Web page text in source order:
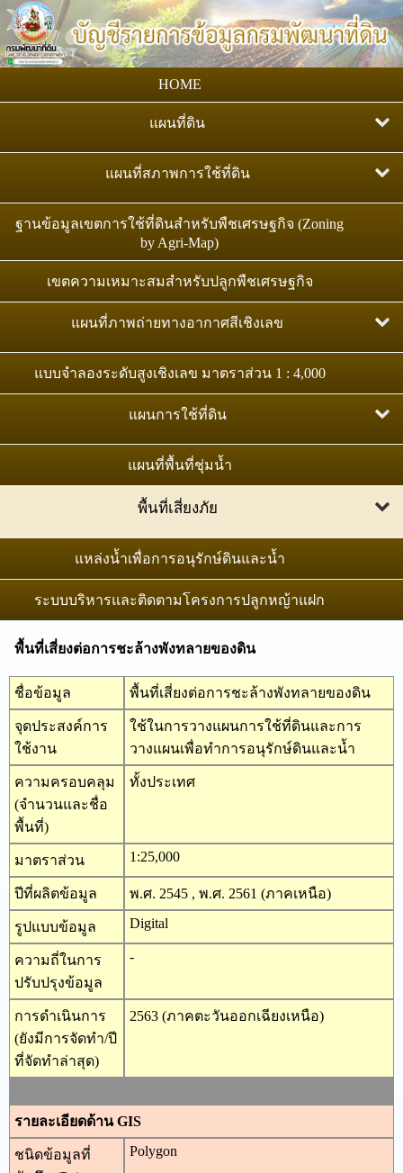
HOME
แผนที่ดิน
แผนที่กลุ่มชุดดิน มาตราส่วน 1:25,000
แผนที่ทรัพยากรดินของประเทศไทย : ระดับชุดดิน
มาตราส่วน 1:25,000
แผนที่ชุดดิน มาตราส่วน 1:100,000
แผนที่การแพร่กระจายของคราบเกลือภาคตะวันออกเฉียง
แผนที่สภาพการใช้ที่ดิน
แผนที่สภาพการใช้ที่ดิน มาตราส่วน 1:25,000
แผนที่สภาพการใช้ที่ดิน มาตราส่วน 1:50,000
ฐานข้อมูลเขตการใช้ที่ดินสำหรับพืชเศรษฐกิจ (Zoning
by Agri-Map)
เขตความเหมาะสมสำหรับปลูกพืชเศรษฐกิจ
แผนที่ภาพถ่ายทางอากาศสีเชิงเลข
ภาพถ่ายออร์โธสีเชิงเลข มาตราส่วน 1:4,000
ภาพถ่ายออร์โธสีเชิงเลข มาตราส่วน 1:25,000
แผนที่เส้นชั้นความสูงเชิงเลข มาตราส่วน 1:4,000
ภาพถ่ายทางอากาศสีเชิงเลข มาตราส่วน 1:25,000
แผนที่จำแนกประเภทที่ดิน
แนวเขตป่าไม้ถาวร
การสำรวจจัดทำสำมะโนที่ดิน
แนวเขตป่าไม้ชุุมชนตามมติคณะรัฐมนตรี
แบบจำลองระดับสูงเชิงเลข มาตราส่วน 1 : 4,000
แผนการใช้ที่ดิน
แผนการใช้ที่ดินระดับตำบล
แผนการใช้ที่ดินระดับลุ่มน้ำสาขา
เขตการใช้ที่ดินพืชเศรษฐกิจ
แผนที่พื้นที่ชุ่มน้ำ
พื้นที่เสี่ยงภัย
พื้นที่เสี่ยงต่อการชะล้างพังทลายของดิน
พื้นที่น้ำท่วมซ้ำซาก
แหล่งน้ำเพื่อการอนุรักษ์ดินและน้ำ
ระบบบริหารและติดตามโครงการปลูกหญ้าแฝก
พื้นที่เสี่ยงต่อการชะล้างพังทลายของดิน
ชื่อข้อมูล พื้นที่เสี่ยงต่อการชะล้างพังทลายของดิน
จุดประสงค์การ
ใช้งาน
ใช้ในการวางแผนการใช้ที่ดินและการ
วางแผนเพื่อทำการอนุรักษ์ดินและน้ำ
ความครอบคลุม
(จำนวนและชื่อ
พื้นที่)
ทั้งประเทศ
มาตราส่วน 1:25,000
ปีที่ผลิตข้อมูล พ.ศ. 2545 , พ.ศ. 2561 (ภาคเหนือ)
รูปแบบข้อมูล Digital
ความถี่ในการ
ปรับปรุงข้อมูล
-
การดำเนินการ
(ยังมีการจัดทำ/ปี
ที่จัดทำล่าสุด)
2563 (ภาคตะวันออกเฉียงเหนือ)
รายละเอียดด้าน GIS
ชนิดข้อมูลที่
Polygon